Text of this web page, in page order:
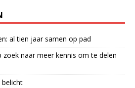
al tien jaar samen op pad
naar meer kennis om te delen
belicht